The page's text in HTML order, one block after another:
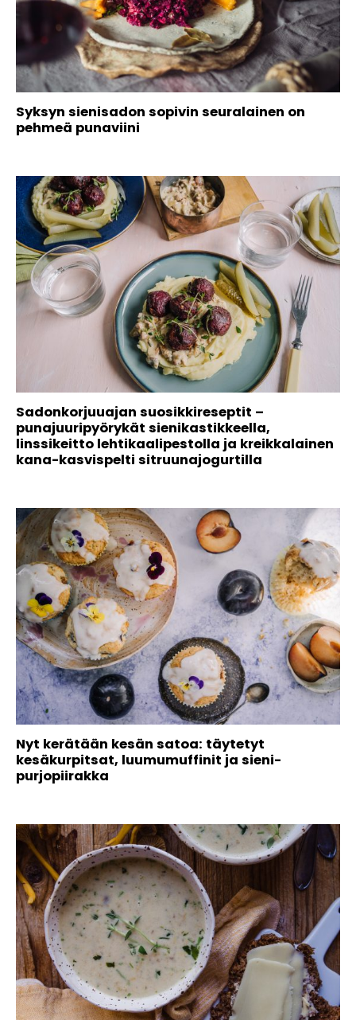
Syksyn sienisadon sopivin seuralainen on
pehmeä punaviini
Sadonkorjuuajan suosikkireseptit –
punajuuripyörykät sienikastikkeella,
linssikeitto lehtikaalipestolla ja kreikkalainen
kana-kasvispelti sitruunajogurtilla
Nyt kerätään kesän satoa: täytetyt
kesäkurpitsat, luumumuffinit ja sieni-
purjopiirakka